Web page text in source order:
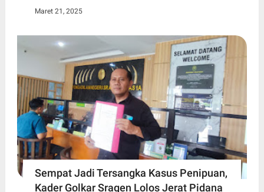
Maret 21, 2025
Sempat Jadi Tersangka Kasus Penipuan,
Kader Golkar Sragen Lolos Jerat Pidana